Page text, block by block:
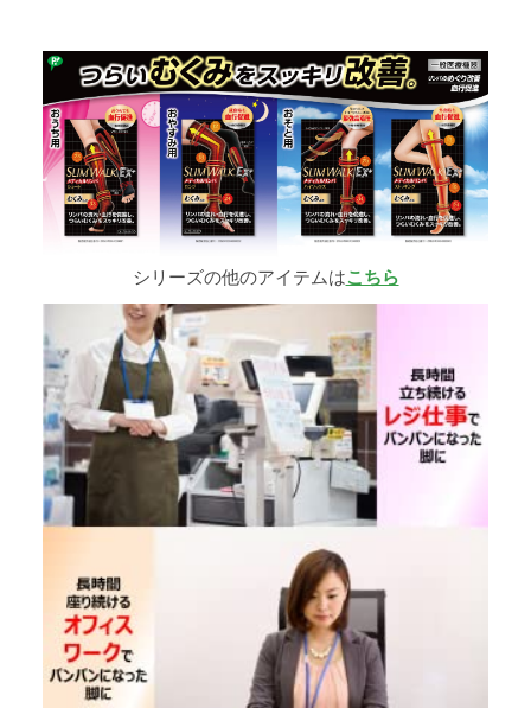
シリーズの他のアイテムはこちら